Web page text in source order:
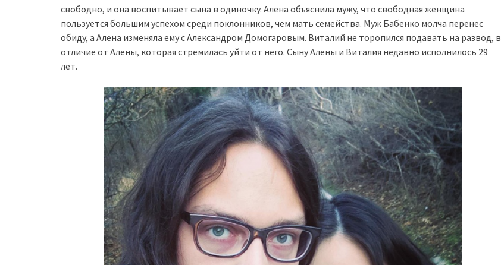
свободно, и она воспитывает сына в одиночку. Алена объяснила мужу, что свободная женщина
пользуется большим успехом среди поклонников, чем мать семейства. Муж Бабенко молча перенес
обиду, а Алена изменяла ему с Александром Домогаровым. Виталий не торопился подавать на развод, в
отличие от Алены, которая стремилась уйти от него. Сыну Алены и Виталия недавно исполнилось 29
лет.